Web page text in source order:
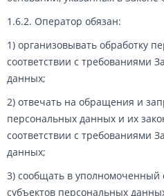
1.6.2. Оператор обязан:
1) организовывать обработку
соответствии с требованиями
данных;
2) отвечать на обращения и
персональных данных и их
соответствии с требованиями
данных;
3) сообщать в уполномоченный
субъектов персональных